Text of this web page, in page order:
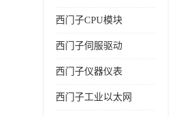
西门子CPU模块
西门子伺服驱动
西门子仪器仪表
西门子工业以太网